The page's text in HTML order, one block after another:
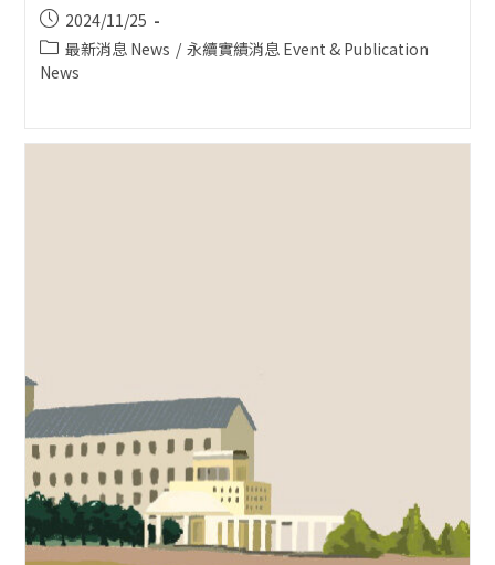
Post
published:
2024/11/25
Post
category:
最新消息 News / 永續實績消息 Event & Publication
News